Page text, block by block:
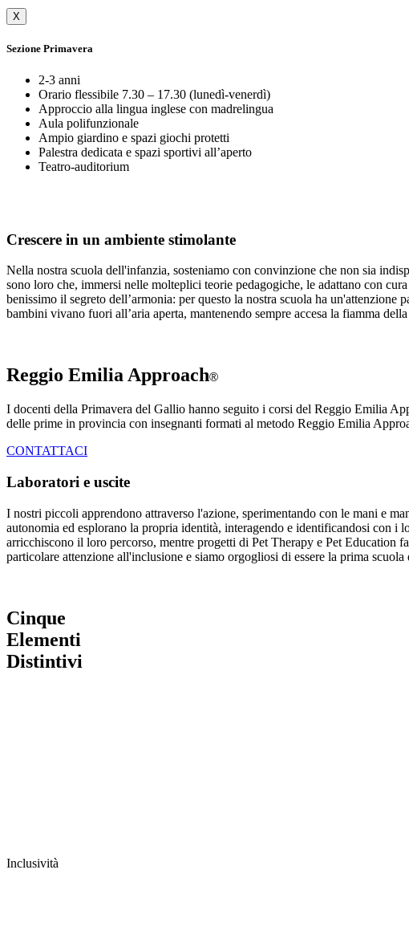
X
Sezione Primavera
2-3 anni
Orario flessibile 7.30 – 17.30 (lunedì-venerdì)
Approccio alla lingua inglese con madrelingua
Aula polifunzionale
Ampio giardino e spazi giochi protetti
Palestra dedicata e spazi sportivi all’aperto
Teatro-auditorium
Crescere in un ambiente stimolante
Nella nostra scuola dell'infanzia, sosteniamo con convinzione che non sia
sono loro che, immersi nelle molteplici teorie pedagogiche, le adattano con
benissimo il segreto dell’armonia: per questo la nostra scuola ha
bambini vivano fuori all’aria aperta, mantenendo sempre accesa la fiamma
Reggio Emilia Approach®
I docenti della Primavera del Gallio hanno seguito i corsi del Reggio Emilia
delle prime in provincia con insegnanti formati al metodo Reggio Emilia
CONTATTACI
Laboratori e uscite
I nostri piccoli apprendono attraverso l'azione, sperimentando con le mani e
autonomia ed esplorano la propria identità, interagendo e identificandosi con
arricchiscono il loro percorso, mentre progetti di Pet Therapy e Pet Education
particolare attenzione all'inclusione e siamo orgogliosi di essere la prima
Cinque
Elementi
Distintivi
Inclusività